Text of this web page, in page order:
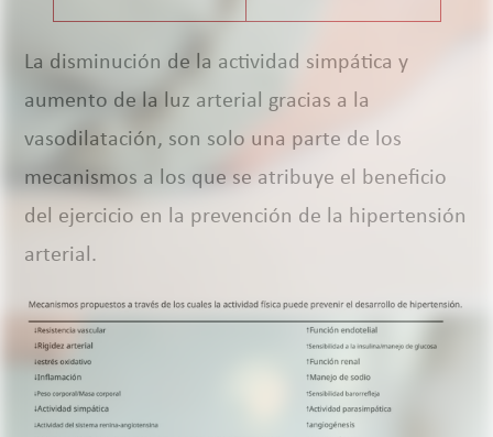
La disminución de la actividad simpática y
aumento de la luz arterial gracias a la
vasodilatación, son solo una parte de los
mecanismos a los que se atribuye el beneficio
del ejercicio en la prevención de la hipertensión
arterial.